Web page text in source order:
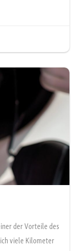
der Vorteile des
viele Kilometer